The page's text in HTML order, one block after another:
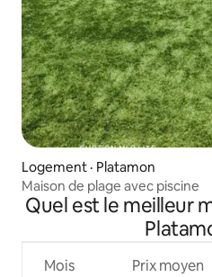
Logement · Platamon
Maison de plage avec piscine
Quel est le meilleur
Mois Prix moyen